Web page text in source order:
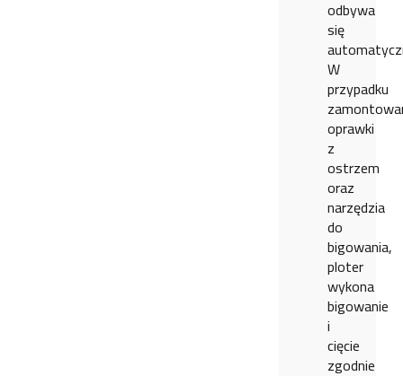
odbywa
się
W
przypadku
oprawki
z
ostrzem
oraz
narzędzia
do
bigowania,
ploter
wykona
bigowanie
i
cięcie
zgodnie